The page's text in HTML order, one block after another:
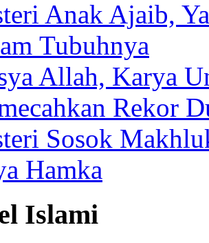
Anak Ajaib,
Tubuhnya
Allah, Karya
Rekor
Sosok
Hamka
Islami